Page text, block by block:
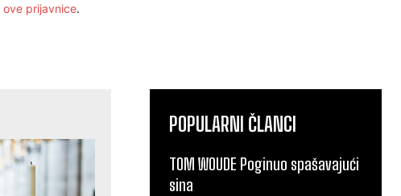
ove prijavnice.
POPULARNI ČLANCI
TOM WOUDE Poginuo spašavajući
sina